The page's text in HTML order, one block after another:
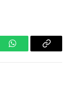
WhatsAppCopy